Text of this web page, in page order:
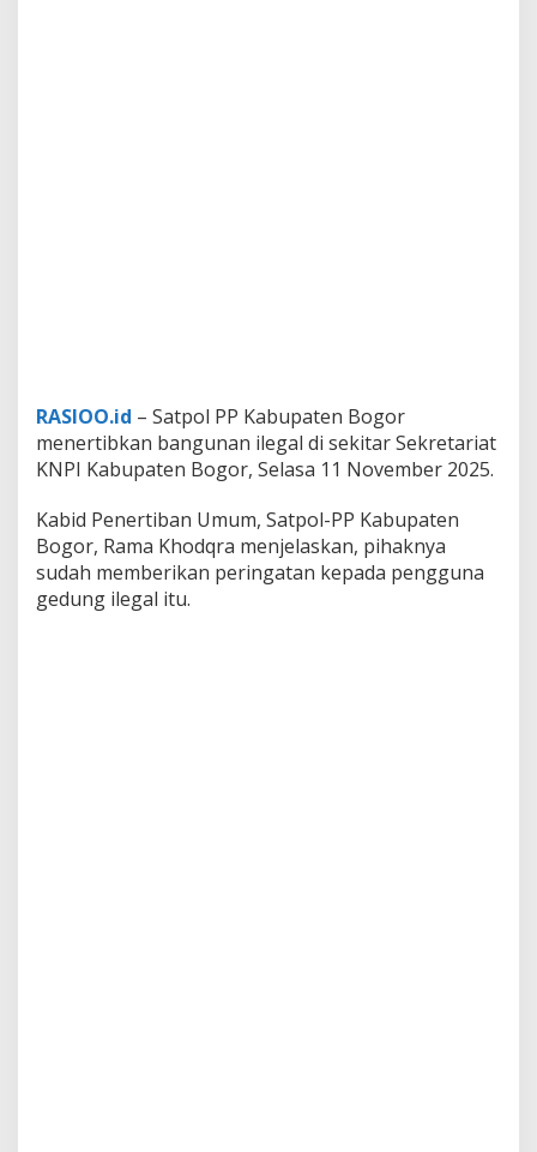
RASIOO.id – Satpol PP Kabupaten Bogor
menertibkan bangunan ilegal di sekitar Sekretariat
KNPI Kabupaten Bogor, Selasa 11 November 2025.
Kabid Penertiban Umum, Satpol-PP Kabupaten
Bogor, Rama Khodqra menjelaskan, pihaknya
sudah memberikan peringatan kepada pengguna
gedung ilegal itu.